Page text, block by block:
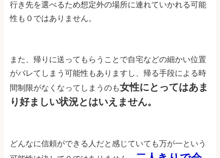
行き先を選べるため想定外の場所に連れていかれる可能
性も０ではありません。
また、帰りに送ってもらうことで自宅などの細かい位置
がバレてしまう可能性もありますし、帰る手段による時
間制限がなくなってしまうのも女性にとってはあま
り好ましい状況とはいえません。
どんなに信頼ができる人だと感じていても万が一という